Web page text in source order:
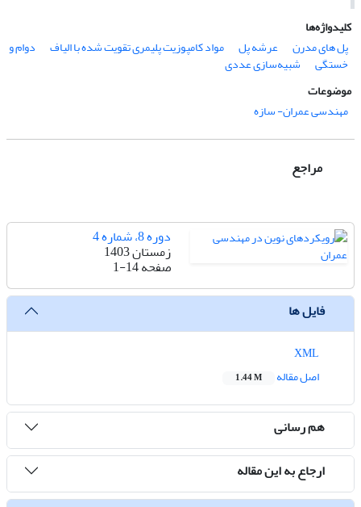
کلیدواژه‌ها
پل های مدرن
عرشه پل مواد کامپوزیت پلیمری تقویت شده با الیاف دوام و
خستگی
شبیه‌سازی عددی
موضوعات
مهندسی عمران- سازه
مراجع
دوره 8، شماره 4
زمستان 1403
صفحه1-14
فایل ها
اصل مقاله
1.44 M
هم رسانی
ارجاع به این مقاله